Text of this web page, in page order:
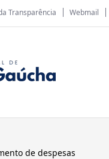
Transparência Webmail
de despesas